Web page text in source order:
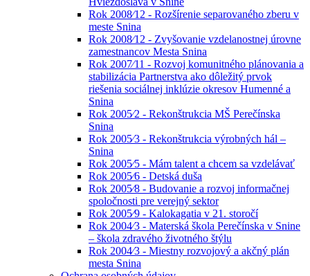
Rok 2008⁄12 - Rozšírenie separovaného zberu v
meste Snina
Rok 2008⁄12 - Zvyšovanie vzdelanostnej úrovne
zamestnancov Mesta Snina
Rok 2007⁄11 - Rozvoj komunitného plánovania a
stabilizácia Partnerstva ako dôležitý prvok
riešenia sociálnej inklúzie okresov Humenné a
Snina
Rok 2005⁄2 - Rekonštrukcia MŠ Perečínska
Snina
Rok 2005⁄3 - Rekonštrukcia výrobných hál –
Snina
Rok 2005⁄5 - Mám talent a chcem sa vzdelávať
Rok 2005⁄6 - Detská duša
Rok 2005⁄8 - Budovanie a rozvoj informačnej
spoločnosti pre verejný sektor
Rok 2005⁄9 - Kalokagatia v 21. storočí
Rok 2004⁄3 - Materská škola Perečínska v Snine
– škola zdravého životného štýlu
Rok 2004⁄3 - Miestny rozvojový a akčný plán
mesta Snina